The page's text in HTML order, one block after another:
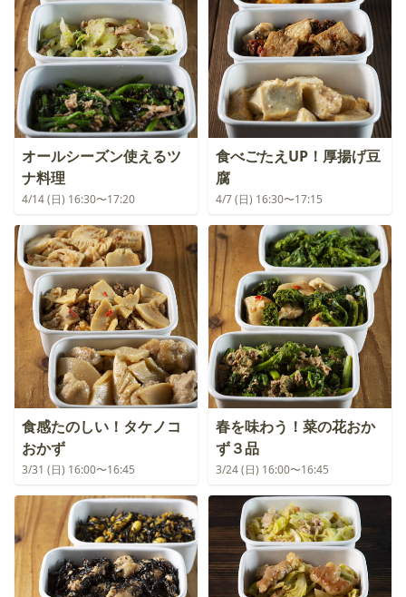
オールシーズン使えるツ
ナ料理
4/14 (日) 16:30〜17:20
食べごたえUP！厚揚げ豆
腐
4/7 (日) 16:30〜17:15
食感たのしい！タケノコ
おかず
3/31 (日) 16:00〜16:45
春を味わう！菜の花おか
ず３品
3/24 (日) 16:00〜16:45